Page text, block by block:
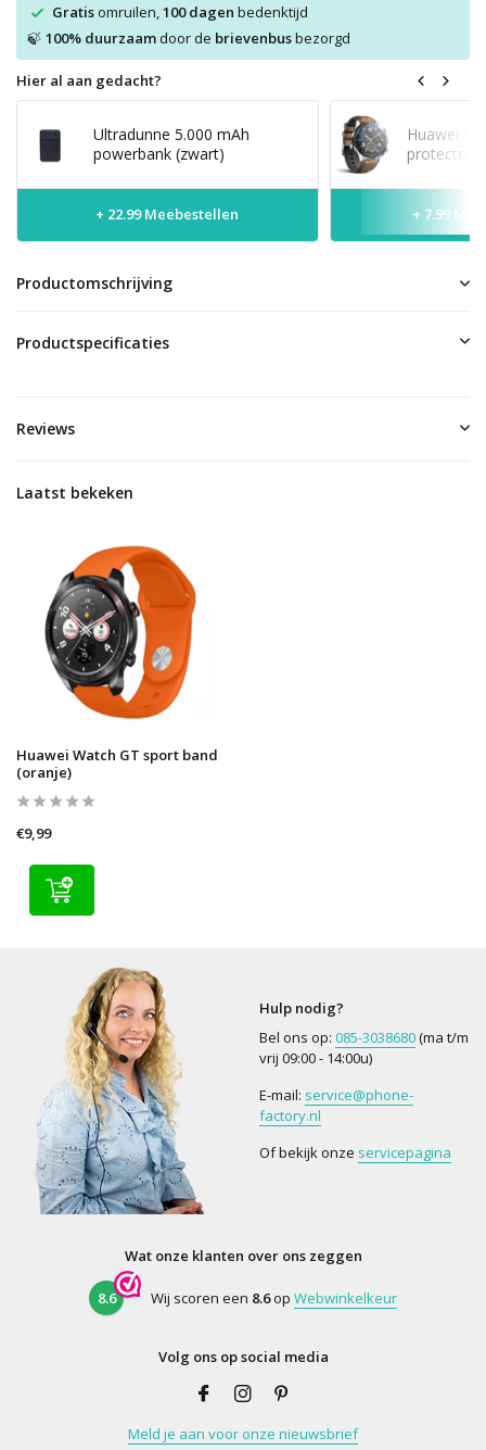
Gratisomruilen, 100 dagen bedenktijd
🍃 100% duurzaamdoor de brievenbusbezorgd
Hier al aan gedacht?
Ultradunne 5.000 mAh
powerbank (zwart)
+ 22.99 Meebestellen
Huawei
protector
+ 7.99
Productomschrijving
Productspecificaties
Reviews
Laatst bekeken
Huawei Watch GT sport band
(oranje)
€9,99
Hulp nodig?
Bel ons op: 085-3038680(ma t/m
vrij 09:00 - 14:00u)
E-mail: service@phone-
factory.nl
Of bekijk onze servicepagina
Wat onze klanten over ons zeggen
8.6 Wij scoren een 8.6op Webwinkelkeur
Volg ons op social media
Meld je aan voor onze nieuwsbrief